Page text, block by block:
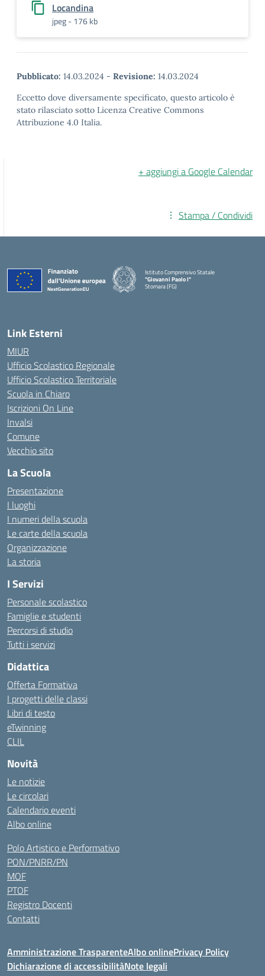
Locandina
jpeg - 176 kb
Pubblicato: 14.03.2024 - Revisione: 14.03.2024
Eccetto dove diversamente specificato, questo articolo è
stato rilasciato sotto Licenza Creative Commons
Attribuzione 4.0 Italia.
+ aggiungi a Google Calendar
Stampa / Condividi
Istituto Comprensivo Statale
"Giovanni Paolo I"
Stornara (FG)
Link Esterni
MIUR
Ufficio Scolastico Regionale
Ufficio Scolastico Territoriale
Scuola in Chiaro
Iscrizioni On Line
Invalsi
Comune
Vecchio sito
La Scuola
Presentazione
I luoghi
I numeri della scuola
Le carte della scuola
Organizzazione
La storia
I Servizi
Personale scolastico
Famiglie e studenti
Percorsi di studio
Tutti i servizi
Didattica
Offerta Formativa
I progetti delle classi
Libri di testo
eTwinning
CLIL
Novità
Le notizie
Le circolari
Calendario eventi
Albo online
Polo Artistico e Performativo
PON/PNRR/PN
MOF
PTOF
Registro Docenti
Contatti
Amministrazione TrasparenteAlbo onlinePrivacy Policy
Dichiarazione di accessibilitàNote legali